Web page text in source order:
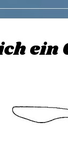
ein